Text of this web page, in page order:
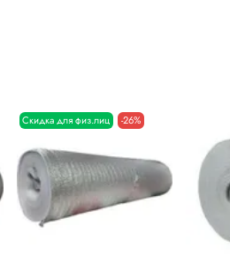
Скидка для физ.лиц -26%